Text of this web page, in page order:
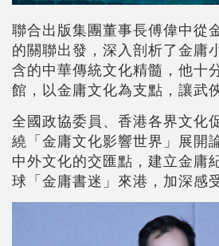
聯合出版集團董事長傅偉中從
的關聯出發，深入剖析了金庸
含的中華傳統文化精髓，他十
館，以金庸文化為支點，讓武
全國政協委員、香港各界文化
繞「金庸文化影響世界」展開
中外文化的交匯點，建立金庸
球「金庸書迷」來港，加深感